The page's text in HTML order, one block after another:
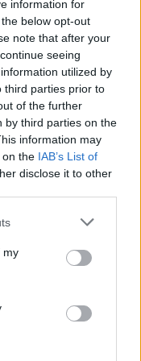
information for
below opt-out
note that after your
seeing
utilized by
third parties prior to
of the further
by third parties on the
information may
on the IAB’s List of
disclose it to other
or more Google
You may click to
third-party tags to
in below Google
my
0,0062
$
0,0063
$
0,0060
-10%
$
0,0058
-6%
$
-1%
5%
0,0070
15%